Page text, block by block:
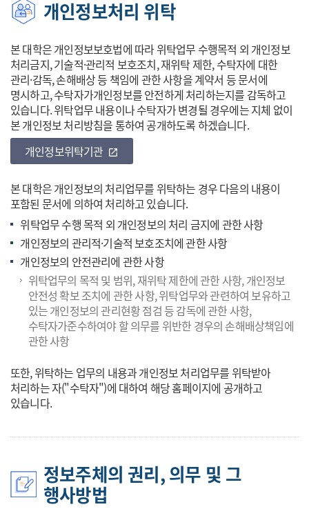
개인정보처리 위탁
본 대학은 개인정보보호법에 따라 위탁업무 수행목적 외 개인정보
처리금지, 기술적·관리적 보호조치, 재위탁 제한, 수탁자에 대한
관리·감독, 손해배상 등 책임에 관한 사항을 계약서 등 문서에
명시하고, 수탁자가개인정보를 안전하게 처리하는지를 감독하고
있습니다. 위탁업무 내용이나 수탁자가 변경될 경우에는 지체 없이
본 개인정보 처리방침을 통하여 공개하도록 하겠습니다.
개인정보위탁기관 바로가기
open_in_new
본 대학은 개인정보의 처리업무를 위탁하는 경우 다음의 내용이
포함된 문서에 의하여 처리하고 있습니다.
위탁업무 수행 목적 외 개인정보의 처리 금지에 관한 사항
개인정보의 관리적·기술적 보호조치에 관한 사항
개인정보의 안전관리에 관한 사항
위탁업무의 목적 및 범위, 재위탁 제한에 관한 사항, 개인정보
안전성 확보 조치에 관한 사항, 위탁업무와 관련하여 보유하고
있는 개인정보의 관리현황 점검 등 감독에 관한 사항,
수탁자가준수하여야 할 의무를 위반한 경우의 손해배상책임에
관한 사항
또한, 위탁하는 업무의 내용과 개인정보 처리업무를 위탁받아
처리하는 자("수탁자")에 대하여 해당 홈페이지에 공개하고
있습니다.
정보주체의 권리, 의무 및 그
행사방법